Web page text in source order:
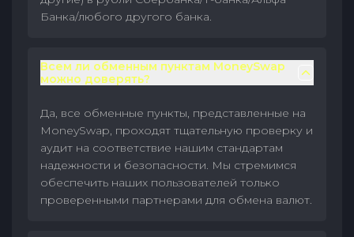
Банка/любого другого банка.
Всем ли обменным пунктам MoneySwap
можно доверять?
Да, все обменные пункты, представленные на
MoneySwap, проходят тщательную проверку и
аудит на соответствие нашим стандартам
надежности и безопасности. Мы стремимся
обеспечить наших пользователей только
проверенными партнерами для обмена валют.